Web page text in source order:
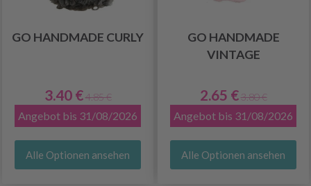
GO HANDMADE CURLY
3.40 € 4.85 €
Angebot bis 31/08/2026
Alle Optionen ansehen
GO HANDMADE
VINTAGE
2.65 € 3.80 €
Angebot bis 31/08/2026
Alle Optionen ansehen